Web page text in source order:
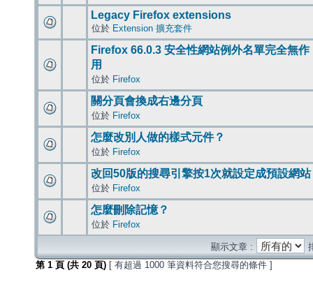
Legacy Firefox extensions
位於 Extension 擴充套件
Firefox 66.0.3 安全性網站例外名單完全無作
用
位於 Firefox
關分頁會換成右邊分頁
位於 Firefox
怎麼改別人做的樣式元件？
位於 Firefox
改回50版的搜尋引擎按1次就設定成預設網站
位於 Firefox
怎麼刪除記憶？
位於 Firefox
顯示文章 :
第 1 頁 (共 20 頁) [ 有超過 1000 筆資料符合您搜尋的條件 ]